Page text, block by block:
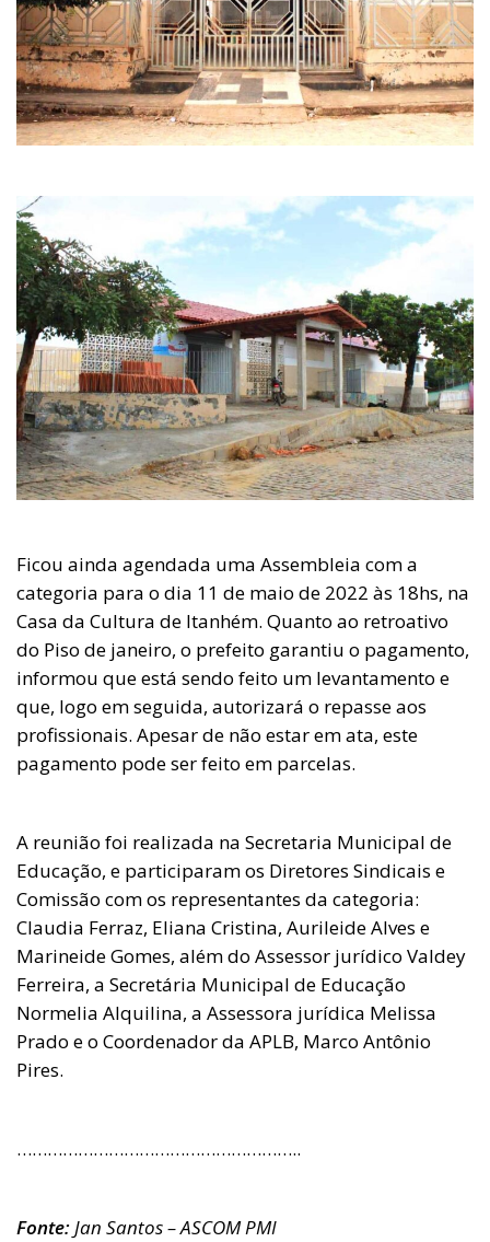
Ficou ainda agendada uma Assembleia com a
categoria para o dia 11 de maio de 2022 às 18hs, na
Casa da Cultura de Itanhém. Quanto ao retroativo
do Piso de janeiro, o prefeito garantiu o pagamento,
informou que está sendo feito um levantamento e
que, logo em seguida, autorizará o repasse aos
profissionais. Apesar de não estar em ata, este
pagamento pode ser feito em parcelas.
A reunião foi realizada na Secretaria Municipal de
Educação, e participaram os Diretores Sindicais e
Comissão com os representantes da categoria:
Claudia Ferraz, Eliana Cristina, Aurileide Alves e
Marineide Gomes, além do Assessor jurídico Valdey
Ferreira, a Secretária Municipal de Educação
Normelia Alquilina, a Assessora jurídica Melissa
Prado e o Coordenador da APLB, Marco Antônio
Pires.
………………………………………………..
Fonte:Jan Santos – ASCOM PMI